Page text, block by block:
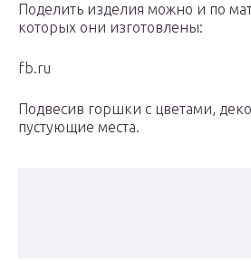
​Поделить изделия можно и по
которых они изготовлены:​
fb.ru
​Подвесив горшки с цветами,
пустующие места.​